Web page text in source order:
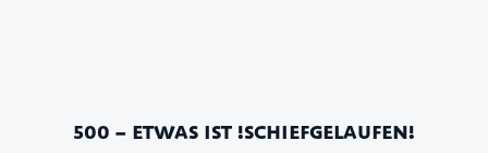
500 – ETWAS IST !SCHIEFGELAUFEN!